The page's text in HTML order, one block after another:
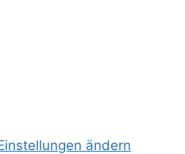
ändern